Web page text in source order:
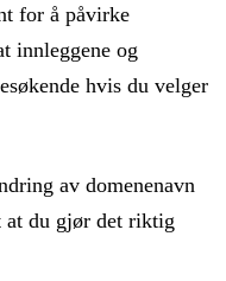
for å påvirke
innleggene og
hvis du velger
av domenenavn
at du gjør det riktig